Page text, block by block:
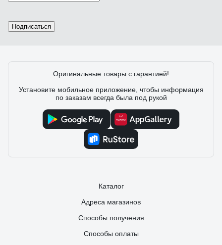
Подписаться
Оригинальные товары с гарантией!
Установите мобильное приложение, чтобы информация
по заказам всегда была под рукой
Каталог
Адреса магазинов
Способы получения
Способы оплаты